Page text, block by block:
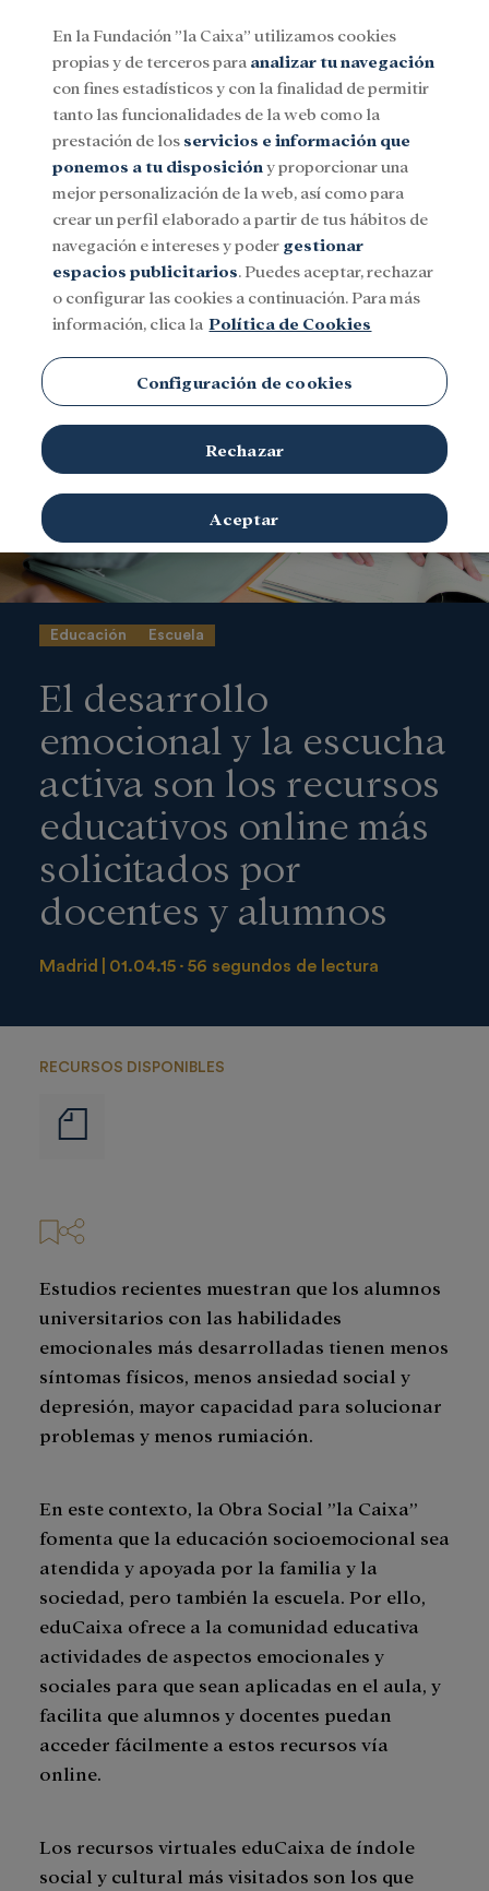
Menu
SocialInvestigación y becasCultura
Educación Escuela
El desarrollo
emocional y la escucha
activa son los recursos
educativos online más
solicitados por
docentes y alumnos
Madrid 01.04.15 56 segundos de lectura
RECURSOS DISPONIBLES
de
Estudios recientes muestran que los alumnos
universitarios con las habilidades
emocionales más desarrolladas tienen menos
síntomas físicos, menos ansiedad social y
depresión, mayor capacidad para solucionar
problemas y menos rumiación.
En este contexto, la Obra Social ”la Caixa”
fomenta que la educación socioemocional sea
atendida y apoyada por la familia y la
sociedad, pero también la escuela. Por ello,
eduCaixa ofrece a la comunidad educativa
actividades de aspectos emocionales y
sociales para que sean aplicadas en el aula, y
facilita que alumnos y docentes puedan
acceder fácilmente a estos recursos vía
online.
Los recursos virtuales eduCaixa de índole
social y cultural más visitados son los que
En la Fundación ”la Caixa” utilizamos cookies
propias y de terceros para analizar tu navegación
con fines estadísticos y con la finalidad de permitir
tanto las funcionalidades de la web como la
prestación de los servicios e información que
ponemos a tu disposición y proporcionar una
mejor personalización de la web, así como para
crear un perfil elaborado a partir de tus hábitos de
navegación e intereses y poder gestionar
espacios publicitarios. Puedes aceptar, rechazar
o configurar las cookies a continuación. Para más
información, clica la Política de Cookies
Configuración de cookies
Rechazar
Aceptar